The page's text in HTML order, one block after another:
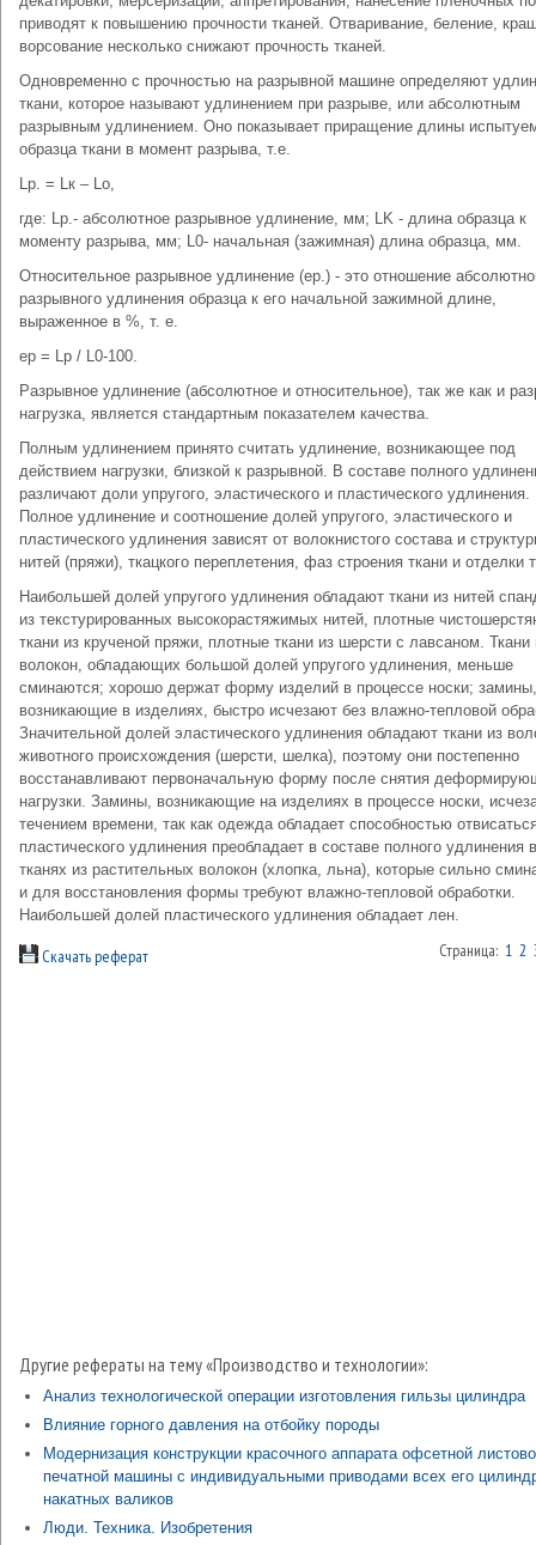
приводят к повышению прочности тканей. Отваривание, беление,
ворсование несколько снижают прочность тканей.
Одновременно с прочностью на разрывной машине определяют
ткани, которое называют удлинением при разрыве, или абсолютным
разрывным удлинением. Оно показывает приращение длины
образца ткани в момент разрыва, т.е.
Lр. = Lк – Lо,
где: Lр.- абсолютное разрывное удлинение, мм; LK - длина образца к
моменту разрыва, мм; L0- начальная (зажимная) длина образца, мм.
Относительное разрывное удлинение (eр.) - это отношение
разрывного удлинения образца к его начальной зажимной длине,
выраженное в %, т. е.
ep = Lp / L0-100.
Разрывное удлинение (абсолютное и относительное), так же как и
нагрузка, является стандартным показателем качества.
Полным удлинением принято считать удлинение, возникающее под
действием нагрузки, близкой к разрывной. В составе полного
различают доли упругого, эластического и пластического удлинения.
Полное удлинение и соотношение долей упругого, эластического и
пластического удлинения зависят от волокнистого состава и
нитей (пряжи), ткацкого переплетения, фаз строения ткани и отделки
Наибольшей долей упругого удлинения обладают ткани из нитей
из текстурированных высокорастяжимых нитей, плотные
ткани из крученой пряжи, плотные ткани из шерсти с лавсаном. Ткани
волокон, обладающих большой долей упругого удлинения, меньше
сминаются; хорошо держат форму изделий в процессе носки; замины,
возникающие в изделиях, быстро исчезают без влажно-тепловой
Значительной долей эластического удлинения обладают ткани из
животного происхождения (шерсти, шелка), поэтому они постепенно
восстанавливают первоначальную форму после снятия
нагрузки. Замины, возникающие на изделиях в процессе носки,
течением времени, так как одежда обладает способностью
пластического удлинения преобладает в составе полного удлинения в
тканях из растительных волокон (хлопка, льна), которые сильно
и для восстановления формы требуют влажно-тепловой обработки.
Наибольшей долей пластического удлинения обладает лен.
Скачать реферат Страница: 1 2
Другие рефераты на тему «Производство и технологии»:
Анализ технологической операции изготовления гильзы цилиндра
Влияние горного давления на отбойку породы
Модернизация конструкции красочного аппарата офсетной
печатной машины с индивидуальными приводами всех его
накатных валиков
Люди. Техника. Изобретения